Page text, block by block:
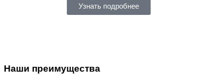
Узнать подробнее
Наши преимущества